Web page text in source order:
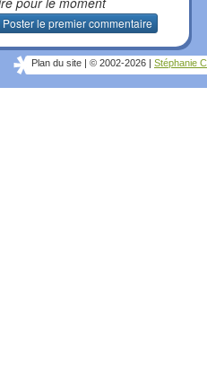
Poster le premier commentaire
Plan du site © 2002-2026 Stéphanie C